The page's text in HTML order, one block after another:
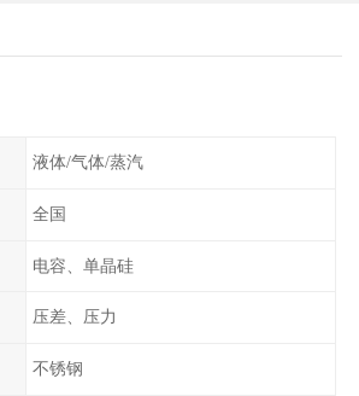
液体/气体/蒸汽
全国
电容、单晶硅
压差、压力
不锈钢